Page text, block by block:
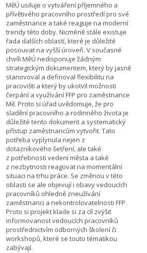
MěÚ usiluje o vytváření příjemného a
přívětivého pracovního prostředí pro své
zaměstnance a také reaguje na moderní
trendy této doby. Nicméně stále existuje
řada dalších oblastí, které je důležité
posouvat na vyšší úroveň. V současné
chvíli MěÚ nedisponuje žádným
strategickým dokumentem, který by jasně
stanovoval a definoval flexibilitu na
pracovišti a který by ukotvil možnosti
čerpání a využívání FFP pro zaměstnance
Mě. Proto si úřad uvědomuje, že pro
sladění pracovního a rodinného života je
důležité tento dokument a systematický
přístup zaměstnancům vytvořit. Tato
potřeba vyplynula nejen z
dotazníkového šetření, ale také
z potřebnosti vedení města a také
z nezbytnosti reagovat na momentální
situaci na trhu práce. Se změnou v této
oblasti se ale objevují i obavy vedoucích
pracovníků ohledně zneužívání
zaměstnanci a nekontrolovatelnosti FFP.
Proto si projekt klade si za cíl zvýšit
informovanost vedoucích pracovníků
prostřednictvím odborných školení či
workshopů, které se touto tématikou
zabývají.